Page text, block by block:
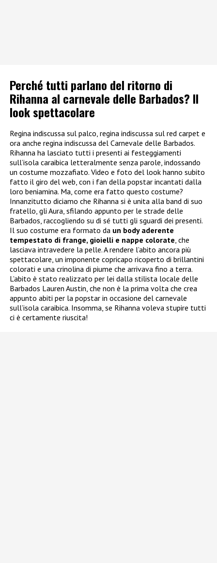
Perché tutti parlano del ritorno di
Rihanna al carnevale delle Barbados? Il
look spettacolare
Regina indiscussa sul palco, regina indiscussa sul red carpet e
ora anche regina indiscussa del Carnevale delle Barbados.
Rihanna ha lasciato tutti i presenti ai festeggiamenti
sull’isola caraibica letteralmente senza parole, indossando
un costume mozzafiato. Video e foto del look hanno subito
fatto il giro del web, con i fan della popstar incantati dalla
loro beniamina. Ma, come era fatto questo costume?
Innanzitutto diciamo che Rihanna si è unita alla band di suo
fratello, gli Aura, sfilando appunto per le strade delle
Barbados, raccogliendo su di sé tutti gli sguardi dei presenti.
Il suo costume era formato da un body aderente
tempestato di frange, gioielli e nappe colorate , che
lasciava intravedere la pelle. A rendere l’abito ancora più
spettacolare, un imponente copricapo ricoperto di brillantini
colorati e una crinolina di piume che arrivava fino a terra.
L’abito è stato realizzato per lei dalla stilista locale delle
Barbados Lauren Austin, che non è la prima volta che crea
appunto abiti per la popstar in occasione del carnevale
sull’isola caraibica. Insomma, se Rihanna voleva stupire tutti
ci è certamente riuscita!